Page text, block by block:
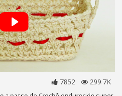
7852 299.7K